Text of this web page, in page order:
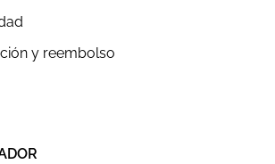
y reembolso